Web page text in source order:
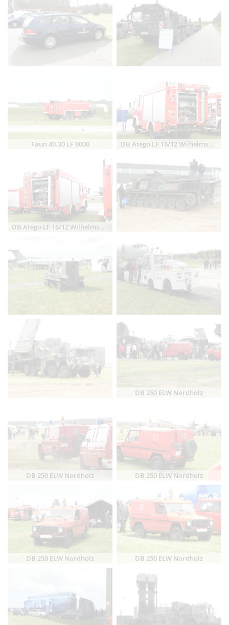
Faun 40.30 LF 8000 DB Atego LF 16/12 Wilhelmshaven
DB Atego LF 16/12 Wilhelmshaven
DB 250 ELW Nordholz
DB 250 ELW Nordholz DB 250 ELW Nordholz
DB 250 ELW Nordholz DB 250 ELW Nordholz